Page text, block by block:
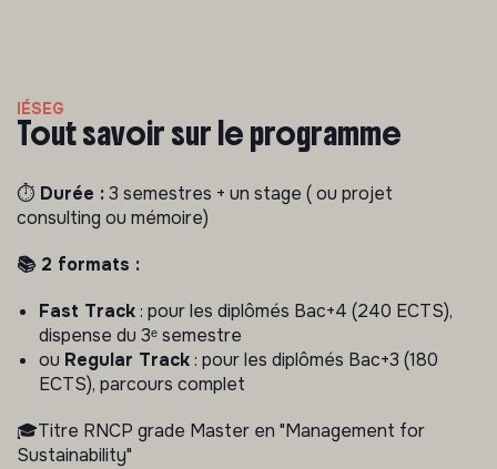
IÉSEG
Tout savoir sur le programme
⏱️ Durée :3 semestres + un stage ( ou projet
consulting ou mémoire)
📚 2 formats :
Fast Track: pour les diplômés Bac+4 (240 ECTS),
dispense du 3ᵉ semestre
ou Regular Track: pour les diplômés Bac+3 (180
ECTS), parcours complet
🎓Titre RNCP grade Master en "Management for
Sustainability"